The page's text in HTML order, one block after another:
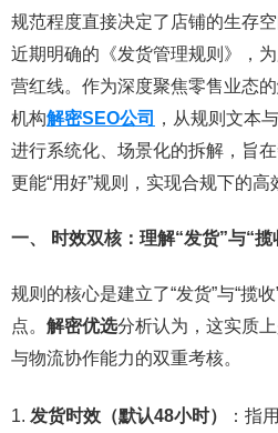
规范程度直接决定了店铺的生存
近期明确的《发货管理规则》，
营红线。作为深度聚焦零售业态的
机构解密SEO公司
，从规则文本
进行系统化、场景化的拆解，旨在
更能“用好”规则，实现合规下的高
一、 时效双核：理解“发货”与“
规则的核心是建立了“发货”与“揽
点。 解密优选分析认为，这实质
与物流协作能力的双重考核。
发货时效（默认48小时）
：指